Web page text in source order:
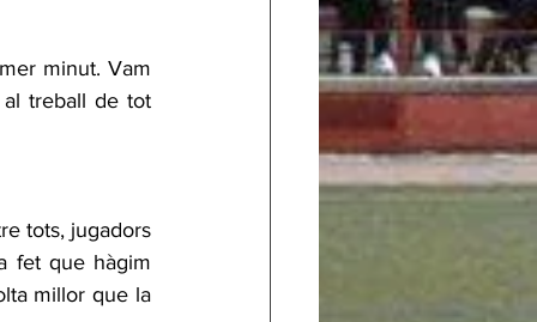
minut. Vam
treball de tot
tots, jugadors
fet que hàgim
millor que la